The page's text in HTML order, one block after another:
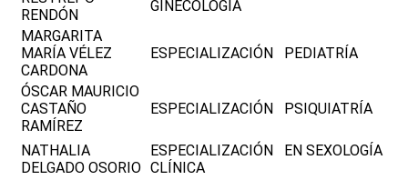
RENDÓN
GINECOLOGÍA
MARGARITA
MARÍA VÉLEZ
CARDONA
ESPECIALIZACIÓN PEDIATRÍA
ÓSCAR MAURICIO
CASTAÑO
RAMÍREZ
ESPECIALIZACIÓN PSIQUIATRÍA
NATHALIA
DELGADO OSORIO
ESPECIALIZACIÓN EN SEXOLOGÍA
CLÍNICA